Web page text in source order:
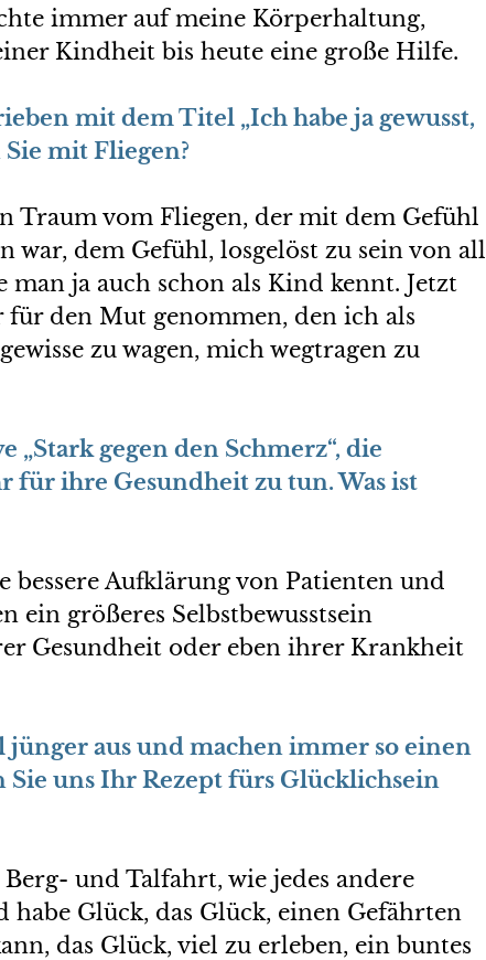
immer auf meine Körperhaltung,
Kindheit bis heute eine große Hilfe.
mit dem Titel „Ich habe ja gewusst,
Sie mit Fliegen?
Traum vom Fliegen, der mit dem Gefühl
war, dem Gefühl, losgelöst zu sein von all
ja auch schon als Kind kennt. Jetzt
für den Mut genommen, den ich als
zu wagen, mich wegtragen zu
gegen den Schmerz“, die
für ihre Gesundheit zu tun. Was ist
bessere Aufklärung von Patienten und
ein größeres Selbstbewusstsein
Gesundheit oder eben ihrer Krankheit
jünger aus und machen immer so einen
uns Ihr Rezept fürs Glücklichsein
und Talfahrt, wie jedes andere
Glück, das Glück, einen Gefährten
das Glück, viel zu erleben, ein buntes